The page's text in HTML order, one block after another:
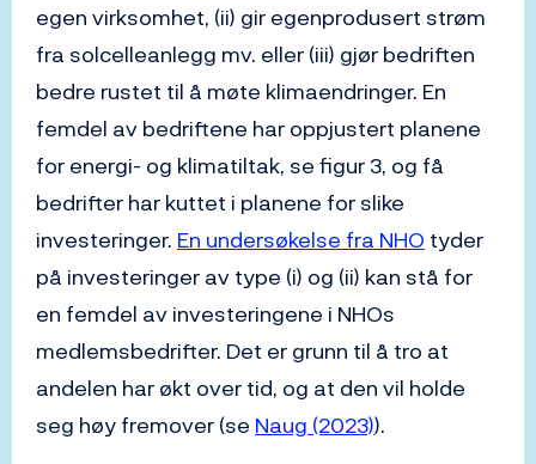
egen virksomhet, (ii) gir egenprodusert strøm
fra solcelleanlegg mv. eller (iii) gjør bedriften
bedre rustet til å møte klimaendringer. En
femdel av bedriftene har oppjustert planene
for energi- og klimatiltak, se figur 3, og få
bedrifter har kuttet i planene for slike
investeringer. En undersøkelse fra NHO tyder
på investeringer av type (i) og (ii) kan stå for
en femdel av investeringene i NHOs
medlemsbedrifter. Det er grunn til å tro at
andelen har økt over tid, og at den vil holde
seg høy fremover (se Naug (2023)).